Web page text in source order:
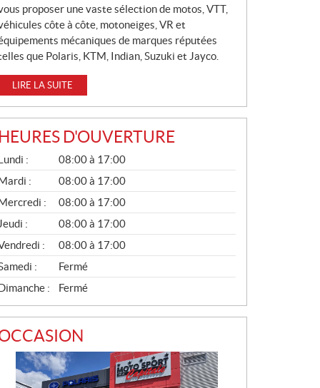
proposer une vaste sélection de motos, VTT,
côte à côte, motoneiges, VR et
mécaniques de marques réputées
que Polaris, KTM, Indian, Suzuki et Jayco.
LIRE LA SUITE
HEURES D'OUVERTURE
:
08:00 à 17:00
:
08:00 à 17:00
:
08:00 à 17:00
Jeudi :
08:00 à 17:00
:
08:00 à 17:00
:
Fermé
:
Fermé